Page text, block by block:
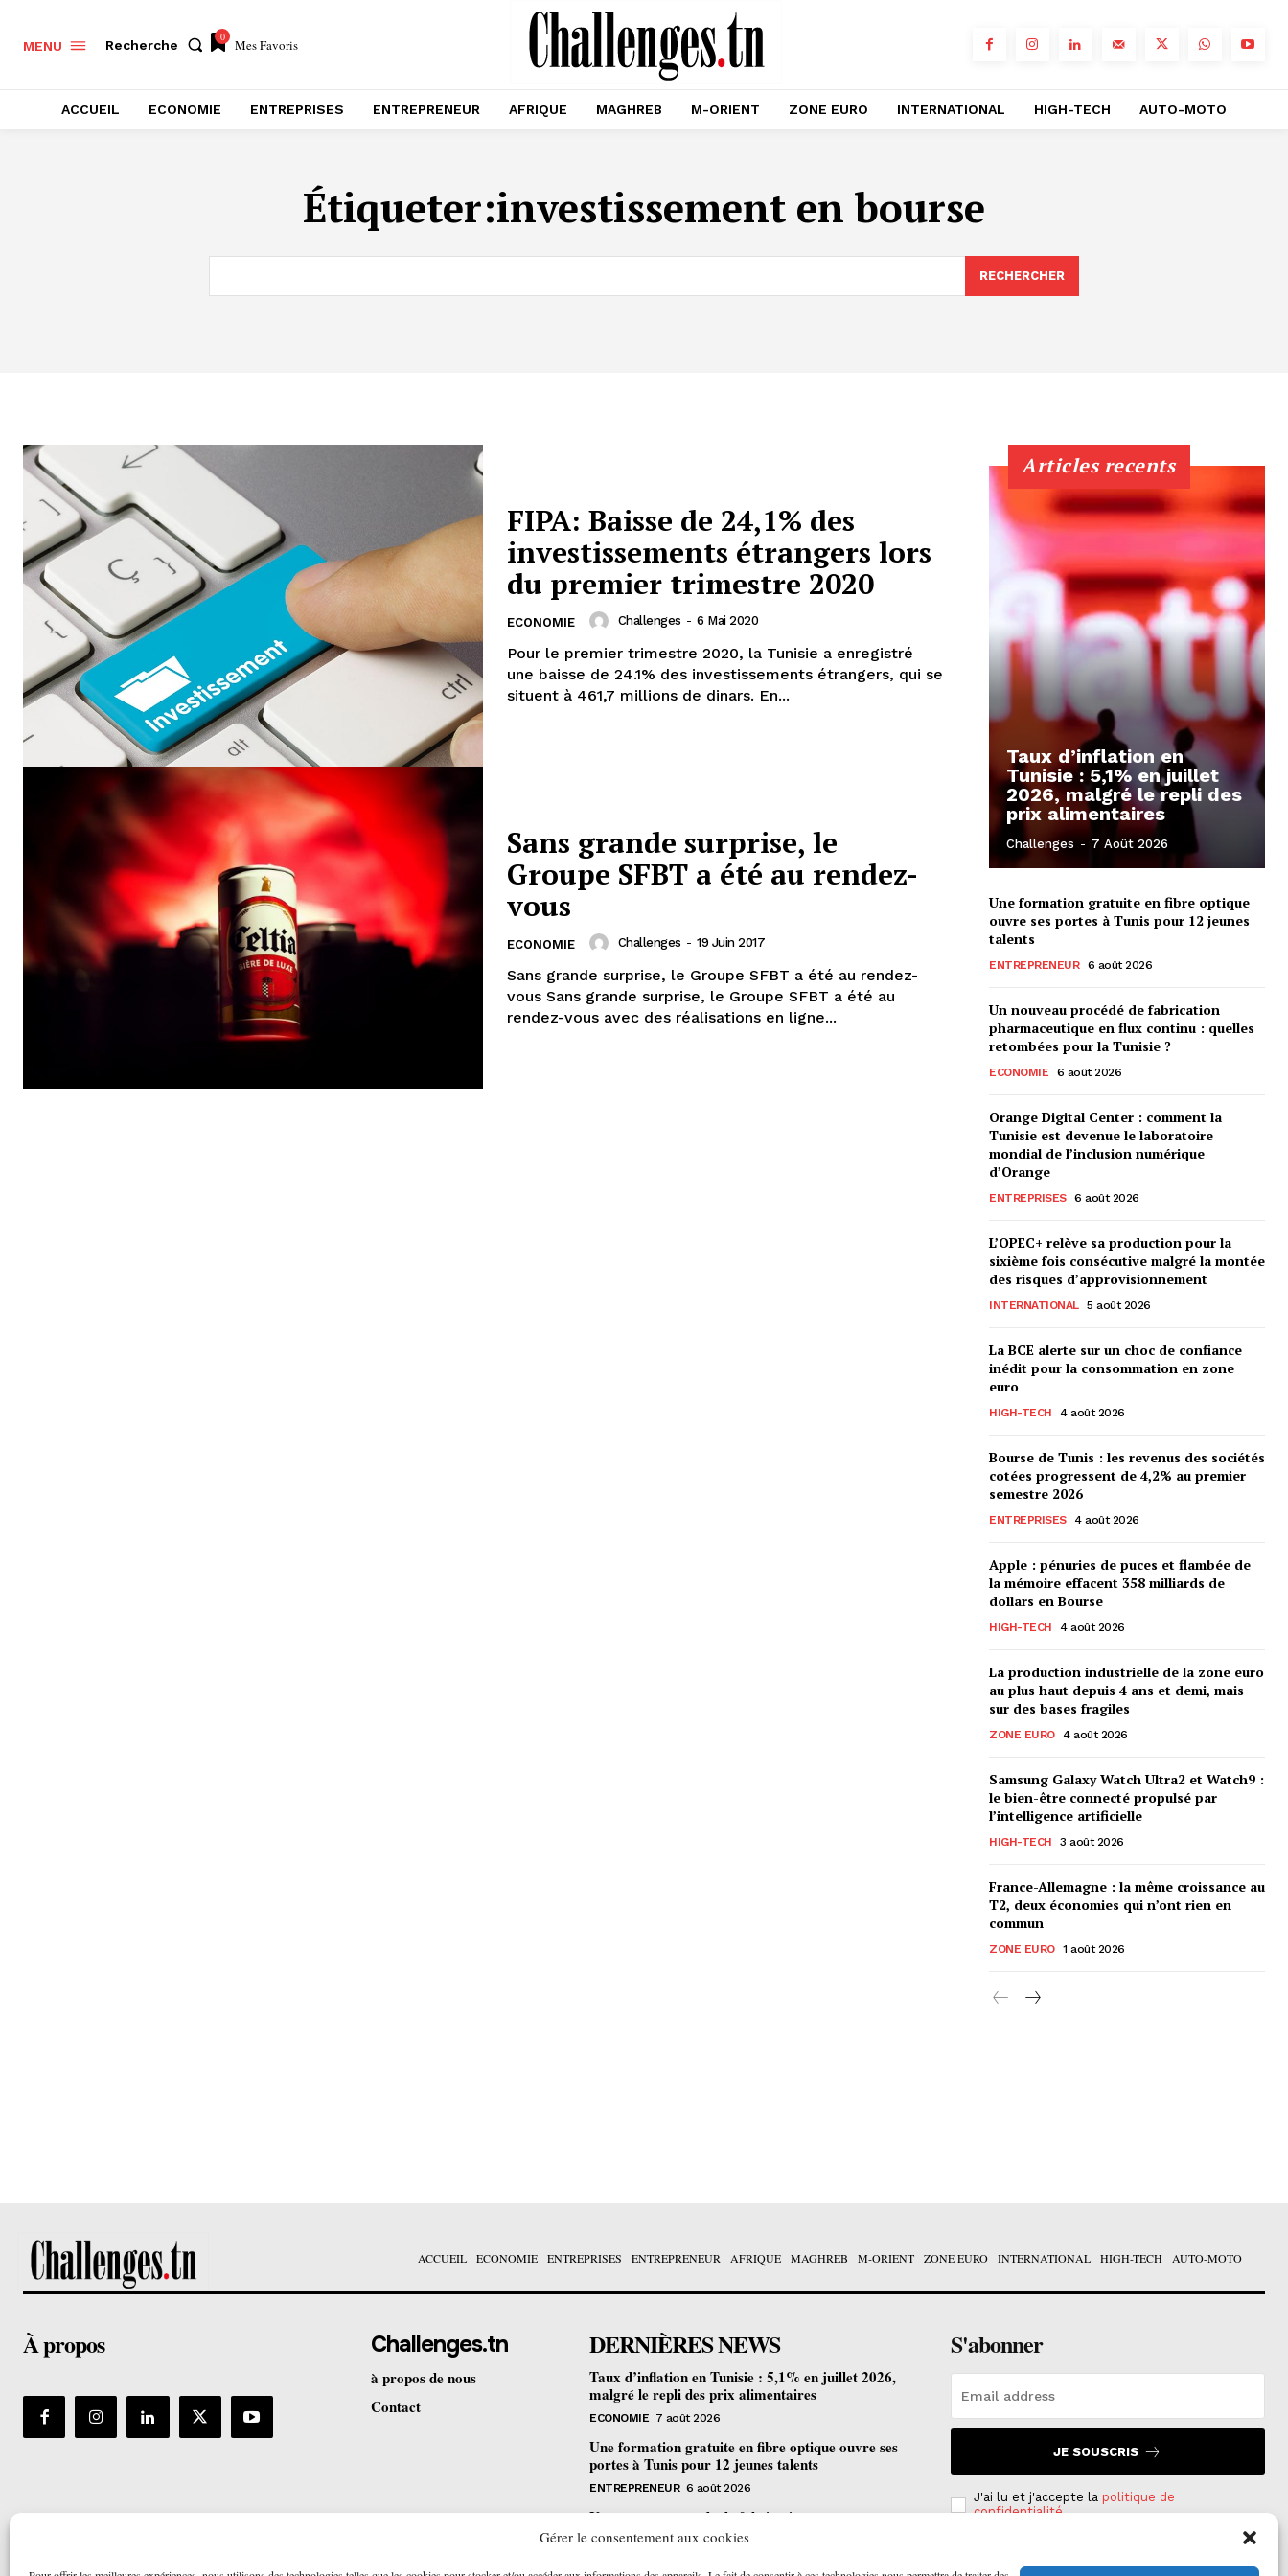
Gérer le consentement aux cookies
MENU Recherche
0 Mes Favoris
ACCUEIL ECONOMIE ENTREPRISES ENTREPRENEUR AFRIQUE MAGHREB M-ORIENT ZONE EURO INTERNATIONAL HIGH-TECH AUTO-MOTO
Étiqueter:investissement en bourse
RECHERCHER
FIPA: Baisse de 24,1% des
investissements étrangers lors
du premier trimestre 2020
ECONOMIE Challenges - 6 Mai 2020
Pour le premier trimestre 2020, la Tunisie a enregistré
une baisse de 24.1% des investissements étrangers, qui se
situent à 461,7 millions de dinars. En...
Sans grande surprise, le
Groupe SFBT a été au rendez-
vous
ECONOMIE Challenges - 19 Juin 2017
Sans grande surprise, le Groupe SFBT a été au rendez-
vous Sans grande surprise, le Groupe SFBT a été au
rendez-vous avec des réalisations en ligne...
Articles recents
Taux d’inflation en
Tunisie : 5,1% en juillet
2026, malgré le repli des
prix alimentaires
Challenges - 7 Août 2026
Une formation gratuite en fibre optique
ouvre ses portes à Tunis pour 12 jeunes
talents
ENTREPRENEUR 6 août 2026
Un nouveau procédé de fabrication
pharmaceutique en flux continu : quelles
retombées pour la Tunisie ?
ECONOMIE 6 août 2026
Orange Digital Center : comment la
Tunisie est devenue le laboratoire
mondial de l’inclusion numérique
d’Orange
ENTREPRISES 6 août 2026
L’OPEC+ relève sa production pour la
sixième fois consécutive malgré la montée
des risques d’approvisionnement
INTERNATIONAL 5 août 2026
La BCE alerte sur un choc de confiance
inédit pour la consommation en zone
euro
HIGH-TECH 4 août 2026
Bourse de Tunis : les revenus des sociétés
cotées progressent de 4,2% au premier
semestre 2026
ENTREPRISES 4 août 2026
Apple : pénuries de puces et flambée de
la mémoire effacent 358 milliards de
dollars en Bourse
HIGH-TECH 4 août 2026
La production industrielle de la zone euro
au plus haut depuis 4 ans et demi, mais
sur des bases fragiles
ZONE EURO 4 août 2026
Samsung Galaxy Watch Ultra2 et Watch9 :
le bien-être connecté propulsé par
l’intelligence artificielle
HIGH-TECH 3 août 2026
France-Allemagne : la même croissance au
T2, deux économies qui n’ont rien en
commun
ZONE EURO 1 août 2026
ACCUEIL ECONOMIE ENTREPRISES ENTREPRENEUR AFRIQUE MAGHREB M-ORIENT ZONE EURO INTERNATIONAL HIGH-TECH AUTO-MOTO
À propos Challenges.tn
à propos de nous
Contact
DERNIÈRES NEWS
Taux d’inflation en Tunisie : 5,1% en juillet 2026,
malgré le repli des prix alimentaires
ECONOMIE 7 août 2026
Une formation gratuite en fibre optique ouvre ses
portes à Tunis pour 12 jeunes talents
ENTREPRENEUR 6 août 2026
Un nouveau procédé de fabrication
pharmaceutique en flux continu : quelles
S'abonner
JE SOUSCRIS
J'ai lu et j'accepte la politique de
confidentialité.